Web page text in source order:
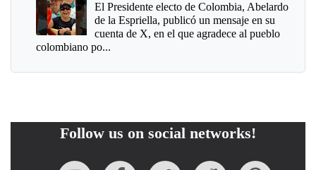
El Presidente electo de Colombia, Abelardo
de la Espriella, publicó un mensaje en su
cuenta de X, en el que agradece al pueblo
colombiano po...
Follow us on social networks!